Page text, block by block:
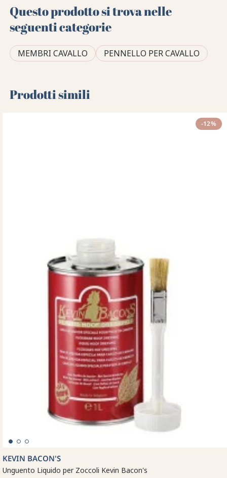
Questo prodotto si trova nelle
seguenti categorie
MEMBRI CAVALLO PENNELLO PER CAVALLO
Prodotti simili
-12%
KEVIN BACON'S
Unguento Liquido per Zoccoli Kevin Bacon's